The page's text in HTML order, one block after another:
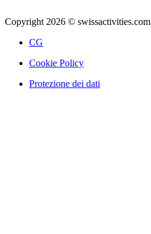
Copyright 2026 © swissactivities.com
CG
Cookie Policy
Protezione dei dati